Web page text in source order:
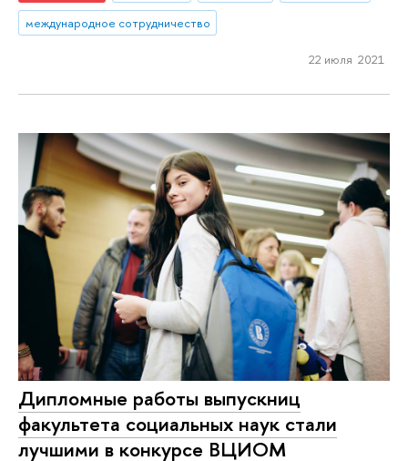
международное сотрудничество
22 июля 2021
Дипломные работы выпускниц
факультета социальных наук стали
лучшими в конкурсе ВЦИОМ